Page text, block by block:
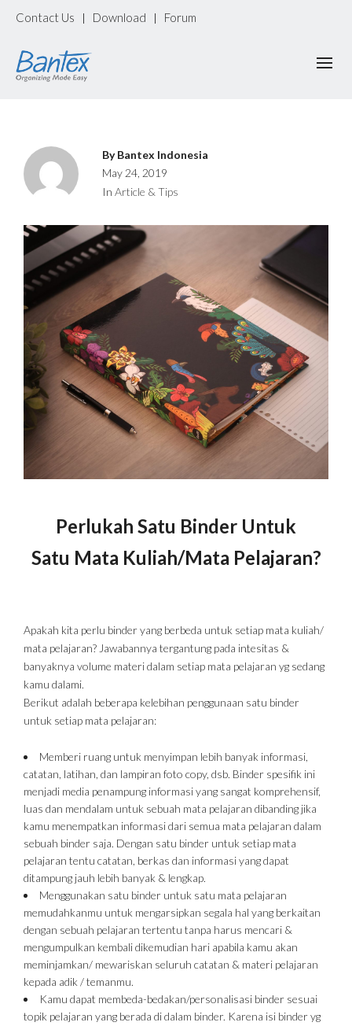
Contact Us | Download | Forum
ByBantex Indonesia
May 24, 2019
In Article & Tips
Perlukah Satu Binder Untuk
Satu Mata Kuliah/Mata Pelajaran?
Apakah kita perlu binder yang berbeda untuk setiap mata kuliah/
mata pelajaran? Jawabannya tergantung pada intesitas &
banyaknya volume materi dalam setiap mata pelajaran yg sedang
kamu dalami.
Berikut adalah beberapa kelebihan penggunaan satu binder
untuk setiap mata pelajaran:
Memberi ruang untuk menyimpan lebih banyak informasi,
catatan, latihan, dan lampiran foto copy, dsb. Binder spesifik ini
menjadi media penampung informasi yang sangat komprehensif,
luas dan mendalam untuk sebuah mata pelajaran dibanding jika
kamu menempatkan informasi dari semua mata pelajaran dalam
sebuah binder saja. Dengan satu binder untuk setiap mata
pelajaran tentu catatan, berkas dan informasi yang dapat
ditampung jauh lebih banyak & lengkap.
Menggunakan satu binder untuk satu mata pelajaran
memudahkanmu untuk mengarsipkan segala hal yang berkaitan
dengan sebuah pelajaran tertentu tanpa harus mencari &
mengumpulkan kembali dikemudian hari apabila kamu akan
meminjamkan/ mewariskan seluruh catatan & materi pelajaran
kepada adik / temanmu.
Kamu dapat membeda-bedakan/personalisasi binder sesuai
topik pelajaran yang berada di dalam binder. Karena isi binder yg